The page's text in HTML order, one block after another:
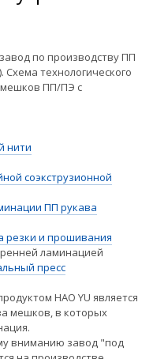
по производству ПП
технологического
мешков ПП/ПЭ с
нити
соэкструзионной
ПП рукава
резки и прошивания
ламинацией
пресс
HAO YU является
мешков, в которых
вниманию завод "под